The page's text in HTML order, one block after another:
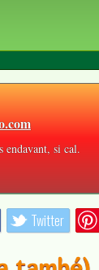
endavant, si cal.
Twitter